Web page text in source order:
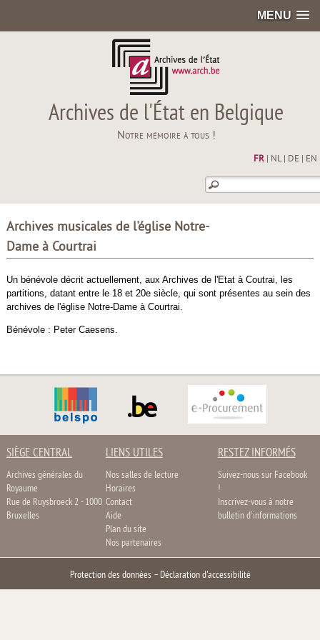
MENU
Archives de l'État en Belgique
Notre mémoire à tous !
FR| NL| DE EN
Archives musicales de l'église Notre-
Dame à Courtrai
Un bénévole décrit actuellement, aux Archives de l'Etat à Coutrai, les
partitions, datant entre le 18 et 20e siècle, qui sont présentes au sein des
archives de l'église Notre-Dame à Courtrai.
Bénévole : Peter Caesens.
SIÈGE CENTRAL
Archives générales du
Royaume
Rue de Ruysbroeck 2 - 1000
Bruxelles
LIENS UTILES
Nos salles de lecture
Horaires
Contact
Aide
Plan du site
Nos partenaires
RESTEZ INFORMÉS
Suivez-nous sur Facebook
!
Inscrivez-vous à notre
bulletin d'informations
Protection des données– Déclaration d'accessibilité